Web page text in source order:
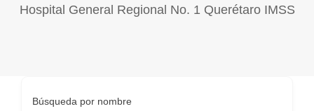
Hospital General Regional No. 1 Querétaro IMSS
Búsqueda por nombre